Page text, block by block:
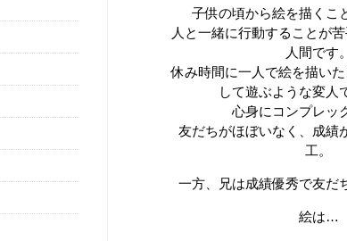
子供の頃から絵を描くこ
人と一緒に行動することが
人間です。
休み時間に一人で絵を描い
して遊ぶような変人
心身にコンプレッ
友だちがほぼいなく、成績
工。
一方、兄は成績優秀で友だ
絵は…